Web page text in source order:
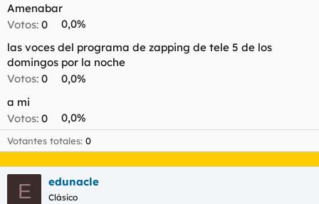
m
a
Amenabar
Votos: 0
0,0%
las voces del programa de zapping de tele 5 de los
domingos por la noche
Votos: 0
0,0%
a mi
Votos: 0 0,0%
Votantes totales 0
E edunacle
Clásico